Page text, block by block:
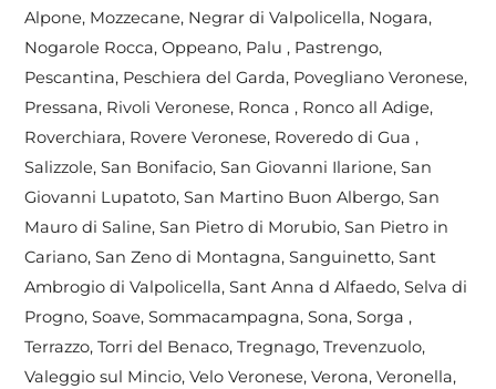
Alpone, Mozzecane, Negrar di Valpolicella, Nogara,
Nogarole Rocca, Oppeano, Palu , Pastrengo,
Pescantina, Peschiera del Garda, Povegliano Veronese,
Pressana, Rivoli Veronese, Ronca , Ronco all Adige,
Roverchiara, Rovere Veronese, Roveredo di Gua ,
Salizzole, San Bonifacio, San Giovanni Ilarione, San
Giovanni Lupatoto, San Martino Buon Albergo, San
Mauro di Saline, San Pietro di Morubio, San Pietro in
Cariano, San Zeno di Montagna, Sanguinetto, Sant
Ambrogio di Valpolicella, Sant Anna d Alfaedo, Selva di
Progno, Soave, Sommacampagna, Sona, Sorga ,
Terrazzo, Torri del Benaco, Tregnago, Trevenzuolo,
Valeggio sul Mincio, Velo Veronese, Verona, Veronella,